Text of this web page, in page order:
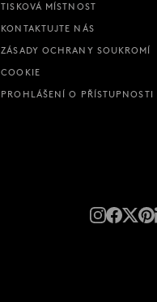
TISKOVÁ MÍSTNOST
KONTAKTUJTE NÁS
ZÁSADY OCHRANY SOUKROMÍ
COOKIE
PROHLÁŠENÍ O PŘÍSTUPNOSTI